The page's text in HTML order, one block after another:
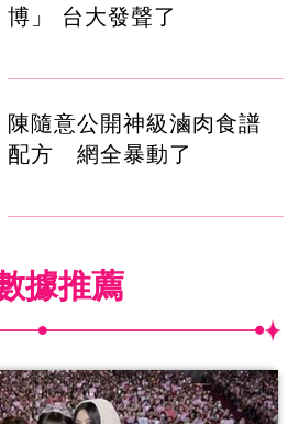
博」 台大發聲了
陳隨意公開神級滷肉食譜
配方 網全暴動了
據推薦